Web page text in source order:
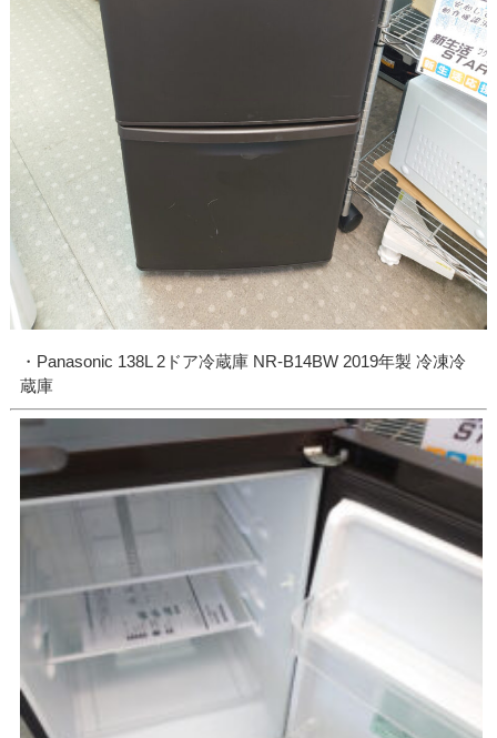
・Panasonic 138L 2ドア冷蔵庫 NR-B14BW 2019年製 冷凍冷
蔵庫